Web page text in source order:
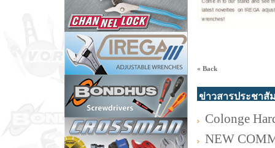
« Back
ข่าวสารประชาสั
Colonge
NEW